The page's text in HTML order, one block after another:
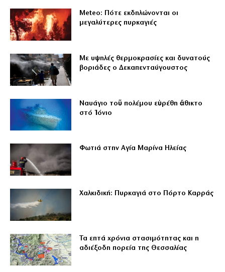
Meteo: Πότε εκδηλώνονται οι
μεγαλύτερες πυρκαγιές
Με υψηλές θερμοκρασίες και δυνατούς
βοριάδες ο Δεκαπενταύγουστος
Ναυάγιο τοῦ πολέμου εὑρέθη ἄθικτο
στό Ἰόνιο
Φωτιά στην Αγία Μαρίνα Ηλείας
Χαλκιδική: Πυρκαγιά στο Πόρτο Καρράς
Τα επτά χρόνια στασιμότητας και η
αδιέξοδη πορεία της Θεσσαλίας